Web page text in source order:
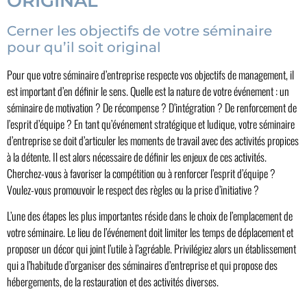
Cerner les objectifs de votre séminaire
pour qu’il soit original
Pour que votre séminaire d’entreprise respecte vos objectifs de management, il
est important d’en définir le sens. Quelle est la nature de votre événement : un
séminaire de motivation ? De récompense ? D’intégration ? De renforcement de
l’esprit d’équipe ? En tant qu’événement stratégique et ludique, votre séminaire
d’entreprise se doit d’articuler les moments de travail avec des activités propices
à la détente. Il est alors nécessaire de définir les enjeux de ces activités.
Cherchez-vous à favoriser la compétition ou à renforcer l’esprit d’équipe ?
Voulez-vous promouvoir le respect des règles ou la prise d’initiative ?
L’une des étapes les plus importantes réside dans le choix de l’emplacement de
votre séminaire. Le lieu de l’événement doit limiter les temps de déplacement et
proposer un décor qui joint l’utile à l’agréable. Privilégiez alors un établissement
qui a l’habitude d’organiser des séminaires d’entreprise et qui propose des
hébergements, de la restauration et des activités diverses.